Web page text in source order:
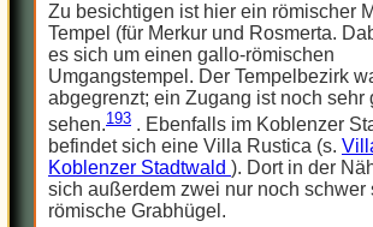
Zu besichtigen ist hier ein römischer
Tempel (für Merkur und Rosmerta.
es sich um einen gallo-römischen
Umgangstempel. Der Tempelbezirk
abgegrenzt; ein Zugang ist noch sehr
sehen.193 . Ebenfalls im Koblenzer
befindet sich eine Villa Rustica (s.
Koblenzer Stadtwald ). Dort in der
sich außerdem zwei nur noch schwer
römische Grabhügel.